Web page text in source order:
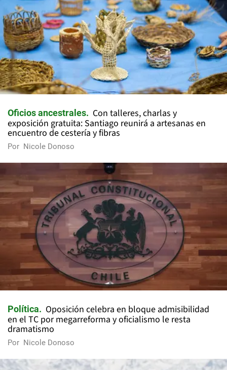
Oficios ancestrales
Con talleres, charlas y
exposición gratuita: Santiago reunirá a artesanas en
encuentro de cestería y fibras
Por Nicole Donoso
Política
Oposición celebra en bloque admisibilidad
en el TC por megarreforma y oficialismo le resta
dramatismo
Por Nicole Donoso